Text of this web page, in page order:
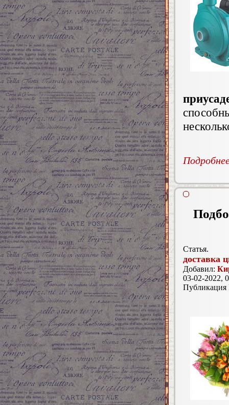
Статья.
доставка
Добавил:
03-02-2022,